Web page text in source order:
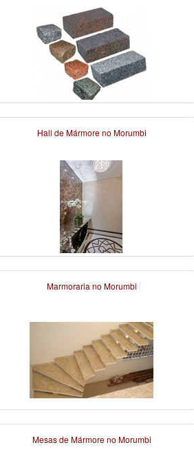
Hall de Mármore no Morumbi
Marmoraria no Morumbi
Mesas de Mármore no Morumbi